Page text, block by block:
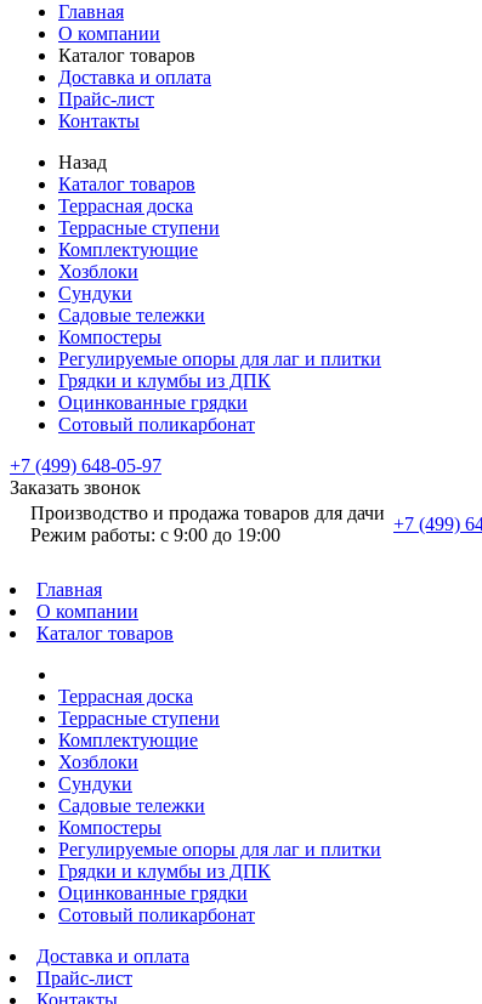
Главная
О компании
Каталог товаров
Доставка и оплата
Прайс-лист
Контакты
Назад
Каталог товаров
Террасная доска
Террасные ступени
Комплектующие
Хозблоки
Сундуки
Садовые тележки
Компостеры
Регулируемые опоры для лаг и плитки
Грядки и клумбы из ДПК
Оцинкованные грядки
Сотовый поликарбонат
+7 (499) 648-05-97
Заказать звонок
Производство и продажа товаров для дачи
Режим работы: с 9:00 до 19:00
+7 (499)
Главная
О компании
Каталог товаров
Террасная доска
Террасные ступени
Комплектующие
Хозблоки
Сундуки
Садовые тележки
Компостеры
Регулируемые опоры для лаг и плитки
Грядки и клумбы из ДПК
Оцинкованные грядки
Сотовый поликарбонат
Доставка и оплата
Прайс-лист
Контакты